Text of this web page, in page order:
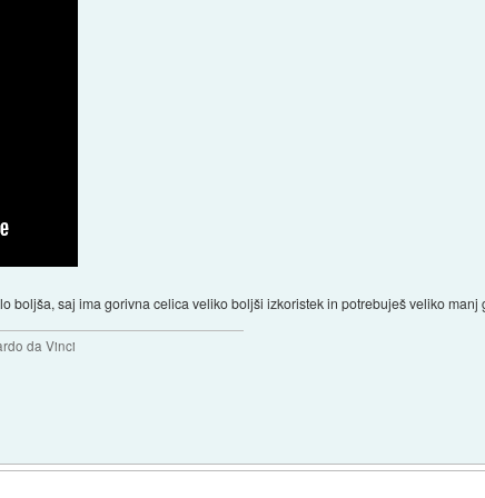
boljša, saj ima gorivna celica veliko boljši izkoristek in potrebuješ veliko manj
da Vinci